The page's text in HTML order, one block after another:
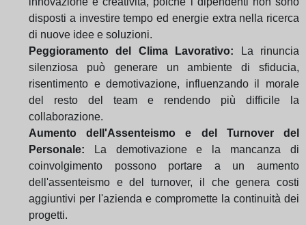
disposti a investire tempo ed energie extra nella ricerca
di nuove idee e soluzioni.
Peggioramento del Clima Lavorativo: La rinuncia
silenziosa può generare un ambiente di sfiducia,
risentimento e demotivazione, influenzando il morale
del resto del team e rendendo più difficile la
collaborazione.
Aumento dell'Assenteismo e del Turnover del
Personale: La demotivazione e la mancanza di
coinvolgimento possono portare a un aumento
dell'assenteismo e del turnover, il che genera costi
aggiuntivi per l'azienda e compromette la continuità dei
progetti.